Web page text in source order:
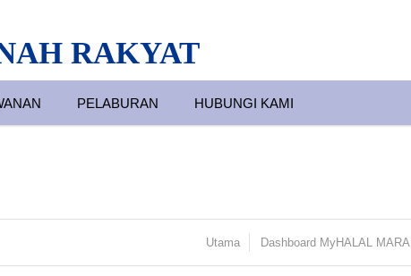
RAKYAT
PELABURAN HUBUNGI KAMI
Utama Dashboard MyHALAL MARA